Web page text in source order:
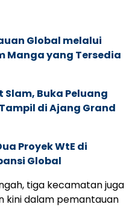
Global melalui
Manga yang Tersedia
Slam, Buka Peluang
di Ajang Grand
Proyek WtE di
Global
tiga kecamatan juga
kini dalam pemantauan